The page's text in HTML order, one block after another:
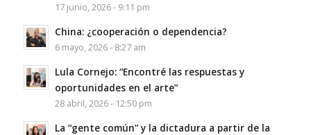
17 junio, 2026 - 9:11 pm
China: ¿cooperación o dependencia?
6 mayo, 2026 - 8:27 am
Lula Cornejo: “Encontré las respuestas y
oportunidades en el arte”
28 abril, 2026 - 12:50 pm
La “gente común” y la dictadura a partir de la